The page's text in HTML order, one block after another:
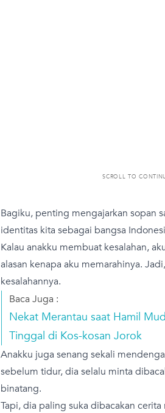
SCROLL TO
Bagiku, penting mengajarkan sopan
identitas kita sebagai bangsa
Kalau anakku membuat kesalahan,
alasan kenapa aku memarahinya.
kesalahannya.
Baca Juga :
Nekat Merantau saat Hamil
Tinggal di Kos-kosan Jorok
Anakku juga senang sekali
sebelum tidur, dia selalu minta
binatang.
Tapi, dia paling suka dibacakan